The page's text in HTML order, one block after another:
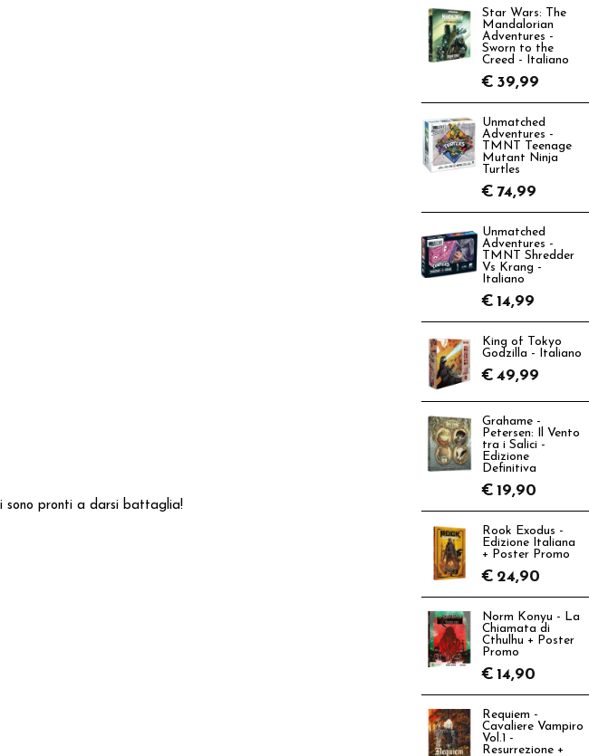
sono pronti a darsi battaglia!
Star Wars: The
Mandalorian
Adventures -
Sworn to the
Creed - Italiano
€ 39,99
Unmatched
Adventures -
TMNT Teenage
Mutant Ninja
Turtles
€ 74,99
Unmatched
Adventures -
TMNT Shredder
Vs Krang -
Italiano
€ 14,99
King of Tokyo
Godzilla - Italiano
€ 49,99
Grahame -
Petersen: Il Vento
tra i Salici -
Edizione
Definitiva
€ 19,90
Rook Exodus -
Edizione Italiana
+ Poster Promo
€ 24,90
Norm Konyu - La
Chiamata di
Cthulhu + Poster
Promo
€ 14,90
Requiem -
Cavaliere Vampiro
Vol.1 -
Resurrezione +